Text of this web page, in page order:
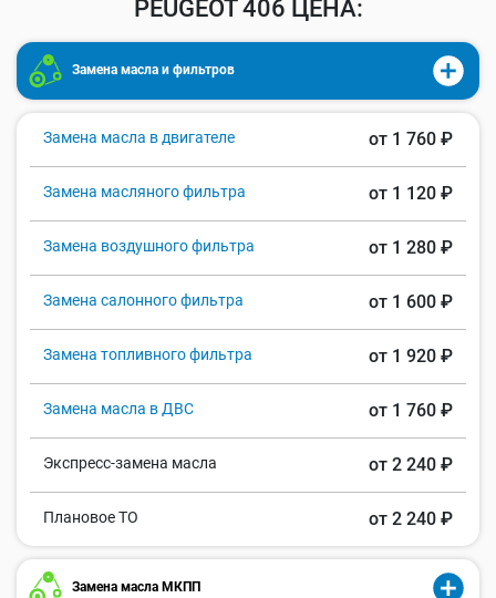
PEUGEOT 406 ЦЕНА:
Замена масла и фильтров
Замена масла в двигателе от 1 760 ₽
Замена масляного фильтра от 1 120 ₽
Замена воздушного фильтра от 1 280 ₽
Замена салонного фильтра от 1 600 ₽
Замена топливного фильтра от 1 920 ₽
Замена масла в ДВС от 1 760 ₽
Экспресс-замена масла от 2 240 ₽
Плановое ТО от 2 240 ₽
Замена масла МКПП